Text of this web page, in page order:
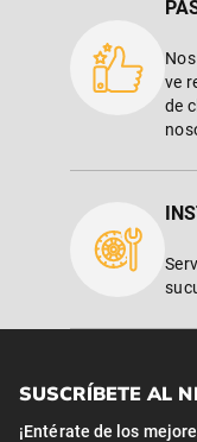
ve
de
SUSCRÍBETE AL
¡Entérate de los